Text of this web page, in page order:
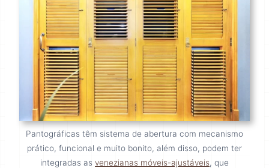
Pantográficas têm sistema de abertura com mecanismo
prático, funcional e muito bonito, além disso, podem ter
integradas as venezianas móveis-ajustáveis, que